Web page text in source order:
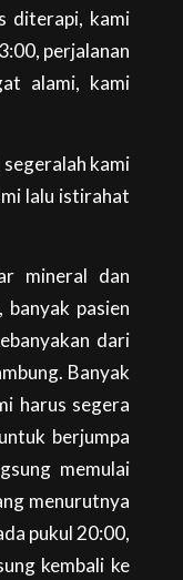
diterapi, kami
perjalanan
alami, kami
kami
lalu istirahat
mineral dan
pasien
dari
Banyak
harus segera
berjumpa
memulai
menurutnya
pukul 20:00,
kembali ke